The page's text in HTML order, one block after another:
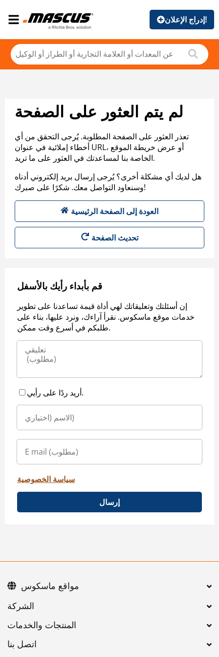
إدراج الإعلان!
لم يتم العثور على الصفحة
تعذر العثور على الصفحة المطلوبة. يُرجى التحقق من أي
أخطاء إملائية في عنوان URL، أو عرض خريطة الموقع
الخاصة بنا لمساعدتك في العثور على ما تريد.
هل لديك أي مشكلة أخرى؟ يُرجى إرسال بريد إلكتروني أدناه
وسنعاود التواصل معك. شكرًا على صبرك!
العودة إلى الصفحة الرئيسية
تحديث الصفحة
قم بأبداء رأيك بالأسفل
إن أسئلتك وتعليقاتك لهي أداة قيمة تساعدنا على تطوير
خدمات موقع ماسكوس. نقرأ آراءك، ونرد عليها، بناء على
طلبكم في أسرع وقت ممكن.
أريد ردًا على رأيي.
سياسة الخصوصية
إرسال
اتصل بنا
مواقع ماسكوس